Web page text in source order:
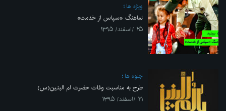
ویژه ها
نماهنگ «سپاس از خدمت»
۲۵ /اسفند/ ۱۳۹۵
جلوه ها
طرح به مناسبت وفات حضرت ام البنین(س)
۲۱ /اسفند/ ۱۳۹۵